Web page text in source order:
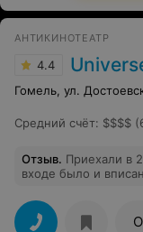
АНТИКИНОТЕАТР
4.4
Гомель, ул.
Средний счёт: $$$$
Отзыв. Приехали в
входе было и